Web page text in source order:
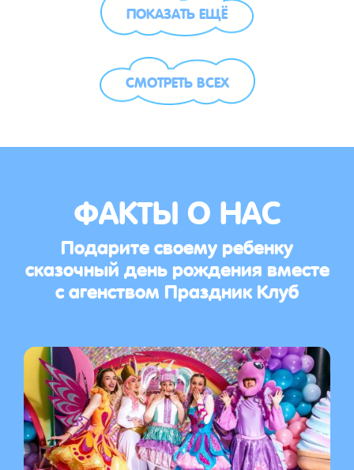
ПОКАЗАТЬ ЕЩЁ
СМОТРЕТЬ ВСЕХ
ФАКТЫ О НАС
Подарите своему ребенку
сказочный день рождения вместе
с агенством Праздник Клуб